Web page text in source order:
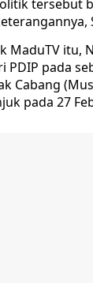
tersebut
MaduTV itu,
PDIP pada
Cabang
pada 27